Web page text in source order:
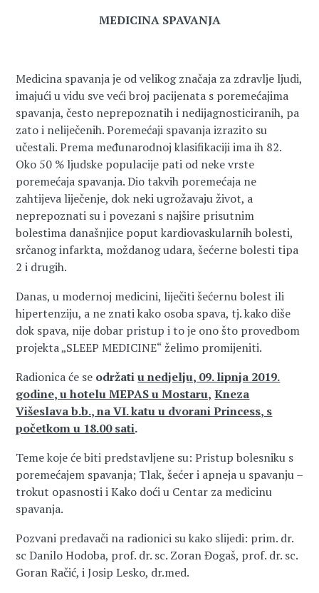
MEDICINA SPAVANJA
Medicina spavanja je od velikog značaja za zdravlje ljudi,
imajući u vidu sve veći broj pacijenata s poremećajima
spavanja, često neprepoznatih i nedijagnosticiranih, pa
zato i neliječenih. Poremećaji spavanja izrazito su
učestali. Prema međunarodnoj klasifikaciji ima ih 82.
Oko 50 % ljudske populacije pati od neke vrste
poremećaja spavanja. Dio takvih poremećaja ne
zahtijeva liječenje, dok neki ugrožavaju život, a
neprepoznati su i povezani s najšire prisutnim
bolestima današnjice poput kardiovaskularnih bolesti,
srčanog infarkta, moždanog udara, šećerne bolesti tipa
2 i drugih.
Danas, u modernoj medicini, liječiti šećernu bolest ili
hipertenziju, a ne znati kako osoba spava, tj. kako diše
dok spava, nije dobar pristup i to je ono što provedbom
projekta „SLEEP MEDICINE“ želimo promijeniti.
Radionica će se održatiu nedjelju, 09. lipnja 2019.
godine, u hotelu MEPAS u Mostaru, Kneza
Višeslava b.b., na VI. katu u dvorani Princess, s
početkom u 18.00 sati.
Teme koje će biti predstavljene su: Pristup bolesniku s
poremećajem spavanja; Tlak, šećer i apneja u spavanju –
trokut opasnosti i Kako doći u Centar za medicinu
spavanja.
Pozvani predavači na radionici su kako slijedi: prim. dr.
sc Danilo Hodoba, prof. dr. sc. Zoran Đogaš, prof. dr. sc.
Goran Račić, i Josip Lesko, dr.med.